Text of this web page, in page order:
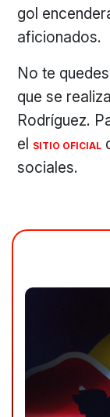
gol
aficionados.
No te
que se
Rodríguez.
el SITIO OFICIAL
sociales.